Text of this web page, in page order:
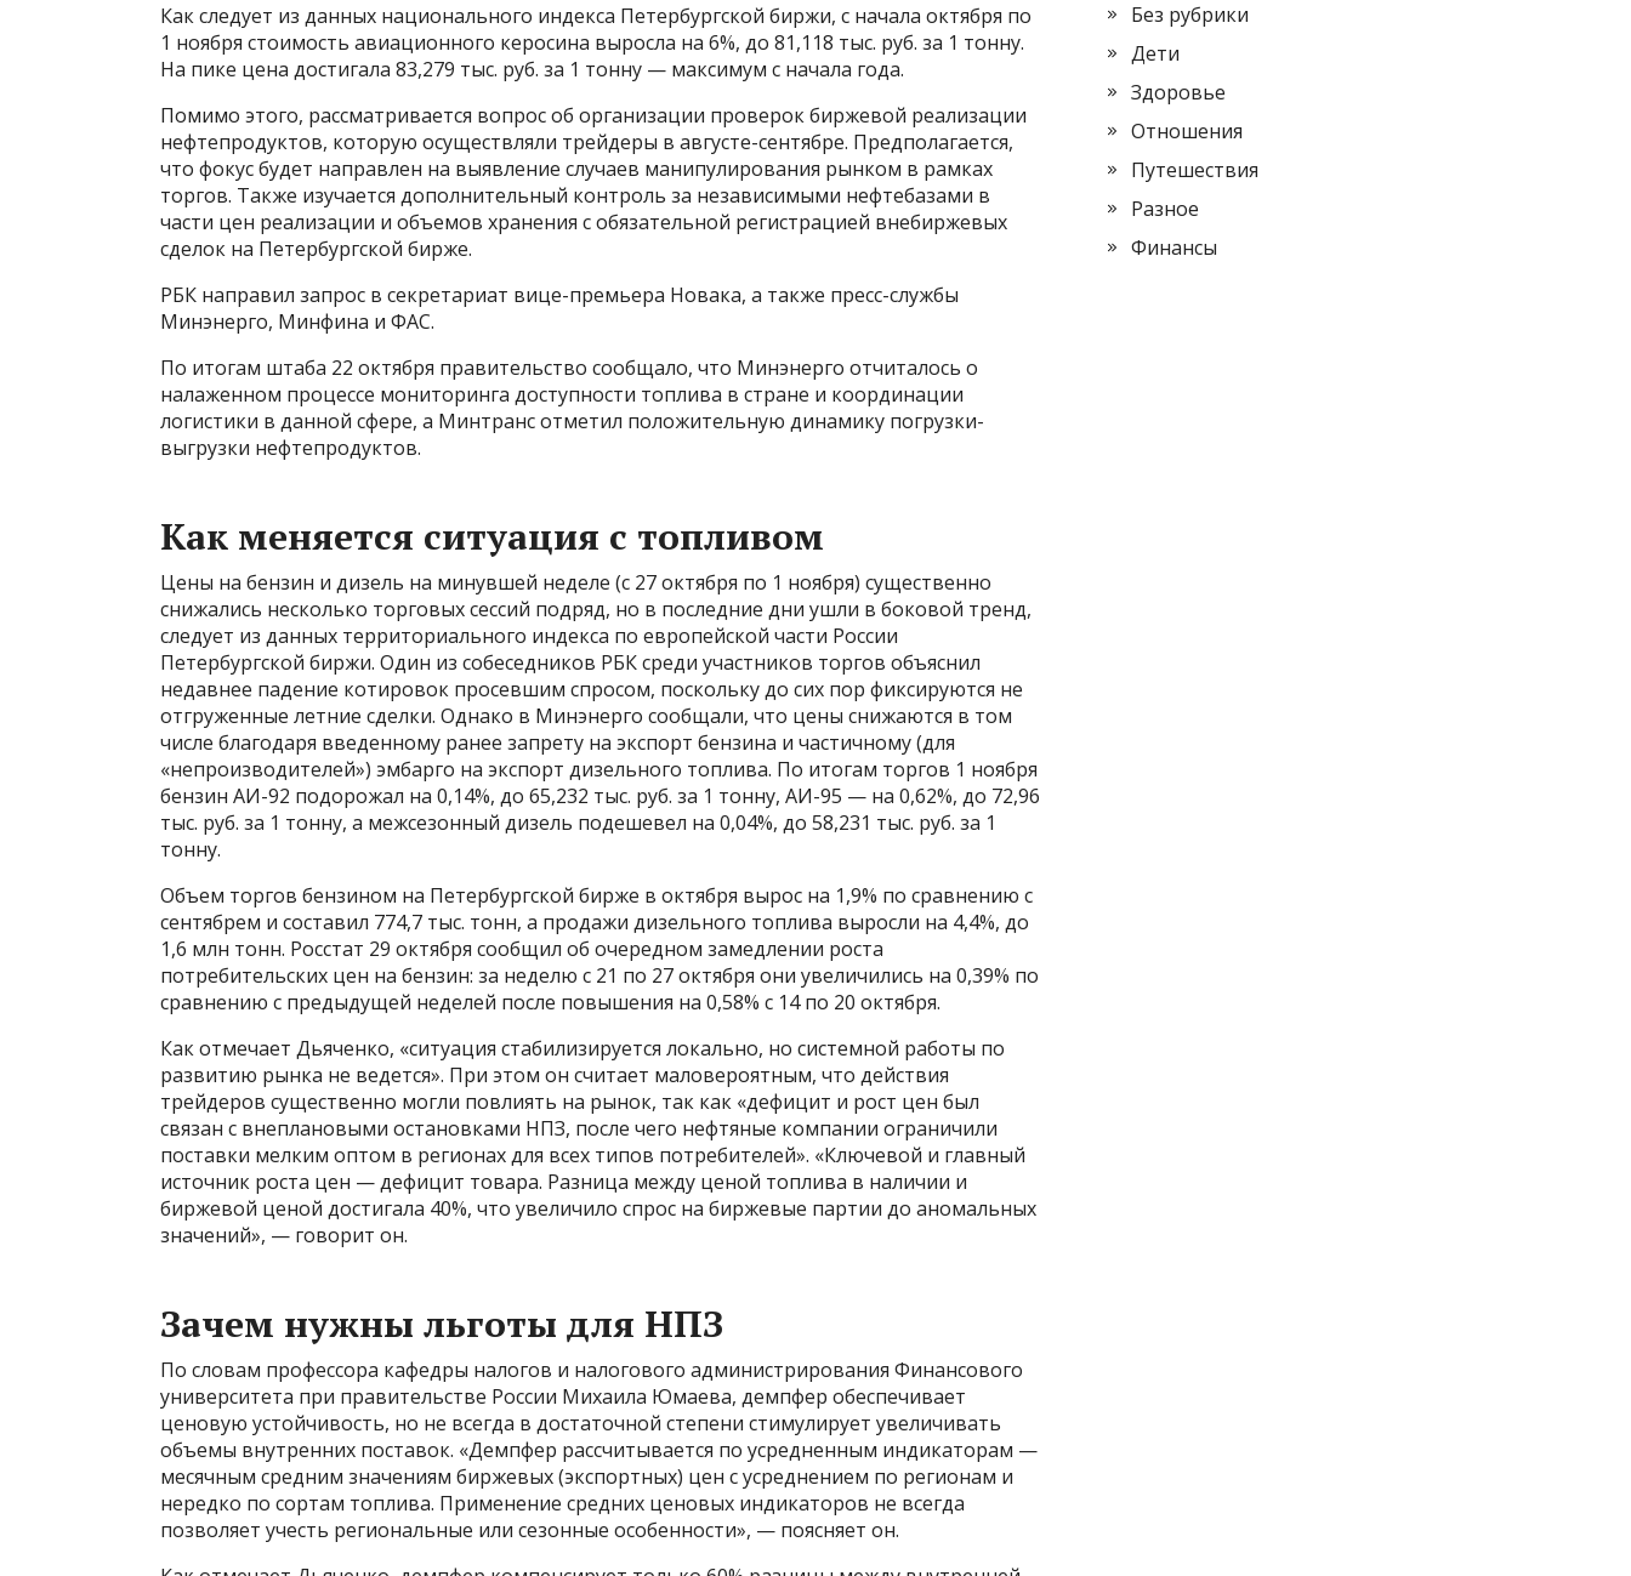
Как следует из данных национального индекса Петербургской биржи, с начала октября по
1 ноября стоимость авиационного керосина выросла на 6%, до 81,118 тыс. руб. за 1 тонну.
На пике цена достигала 83,279 тыс. руб. за 1 тонну — максимум с начала года.
Помимо этого, рассматривается вопрос об организации проверок биржевой реализации
нефтепродуктов, которую осуществляли трейдеры в августе-сентябре. Предполагается,
что фокус будет направлен на выявление случаев манипулирования рынком в рамках
торгов. Также изучается дополнительный контроль за независимыми нефтебазами в
части цен реализации и объемов хранения с обязательной регистрацией внебиржевых
сделок на Петербургской бирже.
РБК направил запрос в секретариат вице-премьера Новака, а также пресс-службы
Минэнерго, Минфина и ФАС.
По итогам штаба 22 октября правительство сообщало, что Минэнерго отчиталось о
налаженном процессе мониторинга доступности топлива в стране и координации
логистики в данной сфере, а Минтранс отметил положительную динамику погрузки-
выгрузки нефтепродуктов.
Как меняется ситуация с топливом
Цены на бензин и дизель на минувшей неделе (с 27 октября по 1 ноября) существенно
снижались несколько торговых сессий подряд, но в последние дни ушли в боковой тренд,
следует из данных территориального индекса по европейской части России
Петербургской биржи. Один из собеседников РБК среди участников торгов объяснил
недавнее падение котировок просевшим спросом, поскольку до сих пор фиксируются не
отгруженные летние сделки. Однако в Минэнерго сообщали, что цены снижаются в том
числе благодаря введенному ранее запрету на экспорт бензина и частичному (для
«непроизводителей») эмбарго на экспорт дизельного топлива. По итогам торгов 1 ноября
бензин АИ-92 подорожал на 0,14%, до 65,232 тыс. руб. за 1 тонну, АИ-95 — на 0,62%, до 72,96
тыс. руб. за 1 тонну, а межсезонный дизель подешевел на 0,04%, до 58,231 тыс. руб. за 1
тонну.
Объем торгов бензином на Петербургской бирже в октября вырос на 1,9% по сравнению с
сентябрем и составил 774,7 тыс. тонн, а продажи дизельного топлива выросли на 4,4%, до
1,6 млн тонн. Росстат 29 октября сообщил об очередном замедлении роста
потребительских цен на бензин: за неделю с 21 по 27 октября они увеличились на 0,39% по
сравнению с предыдущей неделей после повышения на 0,58% с 14 по 20 октября.
Как отмечает Дьяченко, «ситуация стабилизируется локально, но системной работы по
развитию рынка не ведется». При этом он считает маловероятным, что действия
трейдеров существенно могли повлиять на рынок, так как «дефицит и рост цен был
связан с внеплановыми остановками НПЗ, после чего нефтяные компании ограничили
поставки мелким оптом в регионах для всех типов потребителей». «Ключевой и главный
источник роста цен — дефицит товара. Разница между ценой топлива в наличии и
биржевой ценой достигала 40%, что увеличило спрос на биржевые партии до аномальных
значений», — говорит он.
Зачем нужны льготы для НПЗ
По словам профессора кафедры налогов и налогового администрирования Финансового
университета при правительстве России Михаила Юмаева, демпфер обеспечивает
ценовую устойчивость, но не всегда в достаточной степени стимулирует увеличивать
объемы внутренних поставок. «Демпфер рассчитывается по усредненным индикаторам —
месячным средним значениям биржевых (экспортных) цен с усреднением по регионам и
нередко по сортам топлива. Применение средних ценовых индикаторов не всегда
позволяет учесть региональные или сезонные особенности», — поясняет он.
Без рубрики
Дети
Здоровье
Отношения
Путешествия
Разное
Финансы